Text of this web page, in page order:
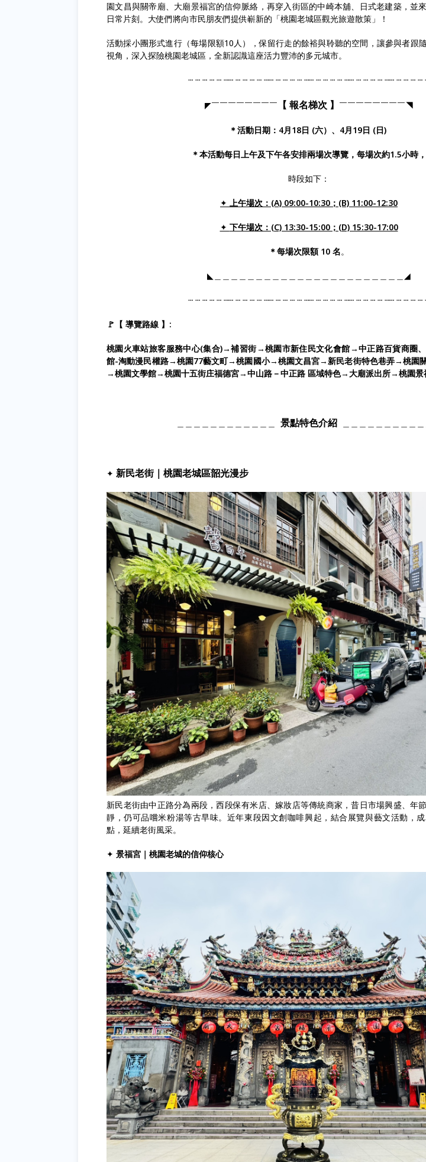
園文昌與關帝廟、大廟景福宮的信仰脈絡，再穿入街區的中崎本舖、日式老建築，並
日常片刻。大使們將向市民朋友們提供嶄新的「桃園老城區觀光旅遊散策」！
活動採小團形式進行（每場限額10人），保留行走的餘裕與聆聽的空間，讓參與者跟
視角，深入探險桃園老城區，全新認識這座活力豐沛的多元城市。
┄ ┄ ┄ ┄ ┄ ┄┄ ┄ ┄ ┄ ┄ ┄┄ ┄ ┄ ┄ ┄ ┄┄ ┄ ┄ ┄ ┄ ┄┄ ┄ ┄ ┄ ┄ ┄┄ ┄ ┄ ┄ ┄
◤￣￣￣￣￣￣￣￣ 【 報名梯次 】 ￣￣￣￣￣￣￣￣◥
＊活動日期：4月18日 (六）、4月19日 (日)
＊本活動每日上午及下午各安排兩場次導覽，每場次約1.5小時，
時段如下：
✦ 上午場次：(A) 09:00-10:30；(B) 11:00-12:30
✦ 下午場次：(C) 13:30-15:00；(D) 15:30-17:00
＊每場次限額 10 名。
◣＿＿＿＿＿＿＿＿＿＿＿＿＿＿＿＿＿＿＿＿＿＿＿◢
┄ ┄ ┄ ┄ ┄ ┄┄ ┄ ┄ ┄ ┄ ┄┄ ┄ ┄ ┄ ┄ ┄┄ ┄ ┄ ┄ ┄ ┄┄ ┄ ┄ ┄ ┄ ┄┄ ┄ ┄ ┄ ┄
🚩【 導覽路線 】:
桃園火車站旅客服務中心(集合)→補習街→桃園市新住民文化會館→中正路百貨商圈
館-淘動漫民權路→桃園77藝文町→桃園國小→桃園文昌宮→新民老街特色巷弄→桃園
→桃園文學館→桃園十五街庄福德宮→中山路－中正路 區域特色→大廟派出所→桃園景
景點特色介紹
✦ 新民老街｜桃園老城區韶光漫步
新民老街由中正路分為兩段，西段保有米店、嫁妝店等傳統商家，昔日市場興盛、年
靜，仍可品嚐米粉湯等古早味。近年東段因文創咖啡興起，結合展覽與藝文活動，
點，延續老街風采。
✦ 景福宮｜桃園老城的信仰核心